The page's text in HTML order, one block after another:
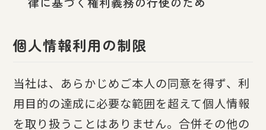
個人情報利用の制限
当社は、あらかじめご本人の同意を得ず、利
用目的の達成に必要な範囲を超えて個人情報
を取り扱うことはありません。合併その他の